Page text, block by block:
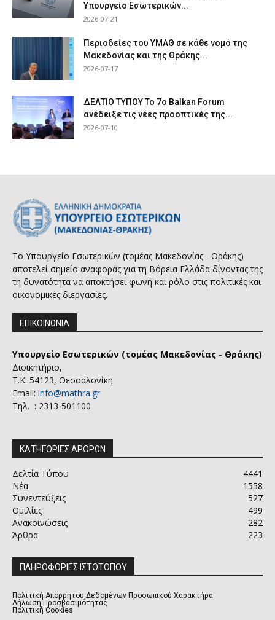
Υπουργείο Εσωτερικών...
2026-07-21
Περιοδείες του ΥΜΑΘ σε κάθε νομό της
Μακεδονίας και της Θράκης...
2026-07-17
ΔΕΛΤΙΟ ΤΥΠΟΥ Το 7ο Balkan Forum
ανέδειξε τις νέες προοπτικές της...
2026-07-10
Το Υπουργείο Εσωτερικών (τομέας Μακεδονίας - Θράκης)
αποτελεί σημείο αναφοράς για τη Βόρεια Ελλάδα δίνοντας της
τη δυνατότητα να αποκτήσει φωνή και ρόλο στις πολιτικές και
οικονομικές διεργασίες.
ΕΠΙΚΟΙΝΩΝΙΑ
Υπουργείο Εσωτερικών (τομέας Μακεδονίας - Θράκης)
Διοικητήριο,
Τ.Κ. 54123, Θεσσαλονίκη
Email: info@mathra.gr
Τηλ. : 2313-501100
ΚΑΤΗΓΟΡΙΕΣ ΑΡΘΡΩΝ
Δελτία Τύπου
4441
Νέα
1558
Συνεντεύξεις
527
Ομιλίες
499
Ανακοινώσεις
282
Άρθρα
223
ΠΛΗΡΟΦΟΡΙΕΣ ΙΣΤΟΤΟΠΟΥ
Πολιτική Απορρήτου Δεδομένων Προσωπικού Χαρακτήρα
Δήλωση Προσβασιμότητας
Πολιτική Cookies